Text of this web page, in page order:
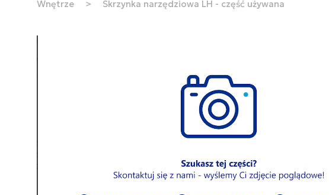
Wnętrze
> Skrzynka narzędziowa LH - część używana